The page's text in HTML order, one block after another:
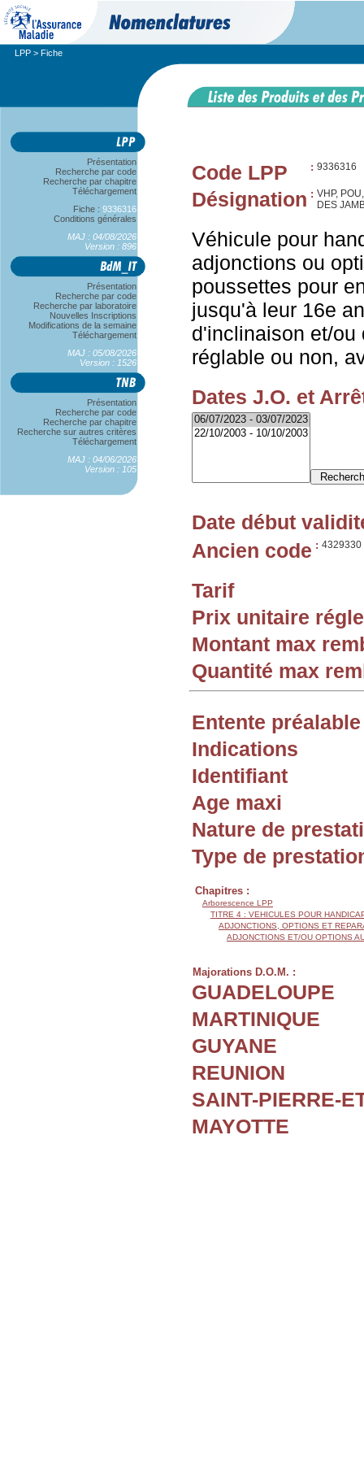
LPP > Fiche
Présentation
Recherche par code
Recherche par chapitre
Téléchargement
Fiche : 9336316
Conditions générales
MAJ : 04/08/2026
Version : 896
Présentation
Recherche par code
Recherche par laboratoire
Nouvelles Inscriptions
Modifications de la semaine
Téléchargement
MAJ : 05/08/2026
Version : 1526
Présentation
Recherche par code
Recherche par chapitre
Recherche sur autres critères
Téléchargement
MAJ : 04/06/2026
Version : 105
Code LPP : 9336316
Désignation : VHP,
DES
Véhicule pour
adjonctions ou
poussettes pour
jusqu'à leur 16e
d'inclinaison et/ou
réglable ou non,
Dates J.O. et
Date début
Ancien code : 4329330
Tarif
Prix unitaire
Montant max
Quantité max
Entente préalable
Indications
Identifiant
Age maxi
Nature de
Type de
Chapitres :
Arborescence LPP
TITRE 4 : VEHICULES POUR
ADJONCTIONS, OPTIONS ET
ADJONCTIONS ET/OU OPTIONS
Majorations D.O.M. :
GUADELOUPE
MARTINIQUE
GUYANE
REUNION
SAINT-PIERRE-
MAYOTTE